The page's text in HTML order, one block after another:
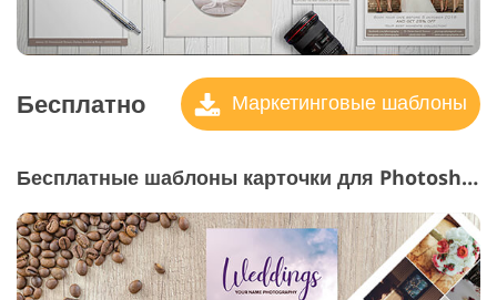
Бесплатно Маркетинговые шаблоны
Бесплатные шаблоны карточки для Photoshop "Брошюры для фото индустрии"